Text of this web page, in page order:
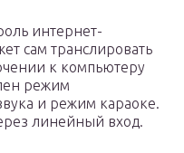
интернет-
сам транслировать
к компьютеру
режим
и режим караоке.
линейный вход.